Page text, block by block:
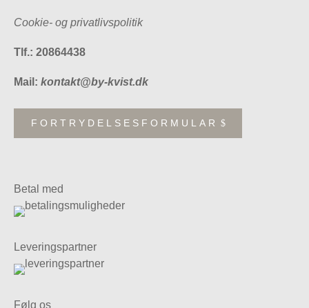
Cookie- og privatlivspolitik
Tlf.: 20864438
Mail: kontakt@by-kvist.dk
FORTRYDELSESFORMULAR
Betal med
Leveringspartner
Følg os